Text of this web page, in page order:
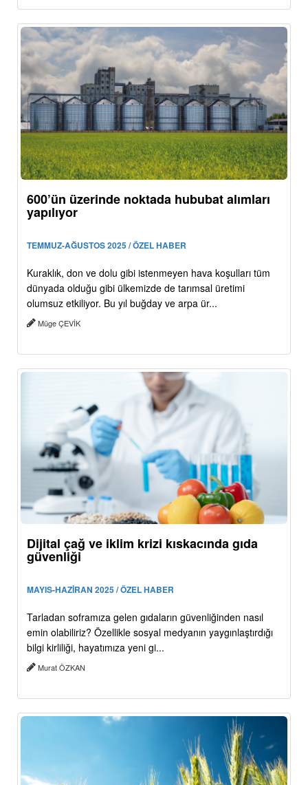
600’ün üzerinde noktada hububat alımları
yapılıyor
TEMMUZ-AĞUSTOS 2025 / ÖZEL HABER
Kuraklık, don ve dolu gibi istenmeyen hava koşulları tüm
dünyada olduğu gibi ülkemizde de tarımsal üretimi
olumsuz etkiliyor. Bu yıl buğday ve arpa ür...
Müge ÇEVİK
Dijital çağ ve iklim krizi kıskacında gıda
güvenliği
MAYIS-HAZİRAN 2025 / ÖZEL HABER
Tarladan soframıza gelen gıdaların güvenliğinden nasıl
emin olabiliriz? Özellikle sosyal medyanın yaygınlaştırdığı
bilgi kirliliği, hayatımıza yeni gi...
Murat ÖZKAN